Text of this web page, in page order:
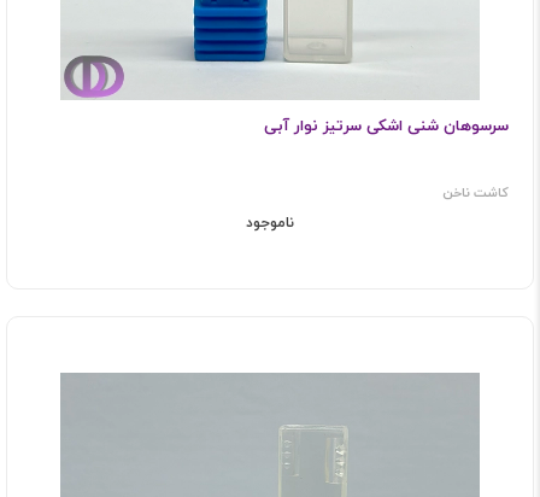
سرسوهان شنی اشکی سرتیز نوار آبی
کاشت ناخن
ناموجود